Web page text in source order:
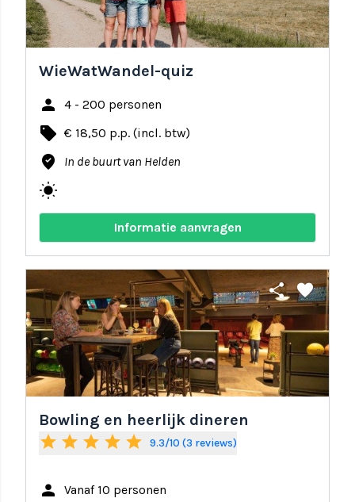
WieWatWandel-quiz
person 4 - 200 personen
local_offer € 18,50 p.p. (incl. btw)
where_to_vote In de buurt van Helden
wb_sunny
Informatie aanvragen
share favorite
Bowling en heerlijk dineren
star star star star star 9.3/10 (3 reviews)
person Vanaf 10 personen